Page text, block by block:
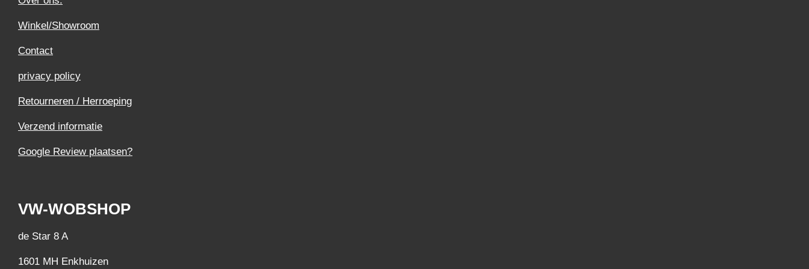
Winkel/Showroom
Contact
privacy policy
Retourneren / Herroeping
Verzend informatie
Google Review plaatsen?
VW-WOBSHOP
de Star 8 A
1601 MH Enkhuizen